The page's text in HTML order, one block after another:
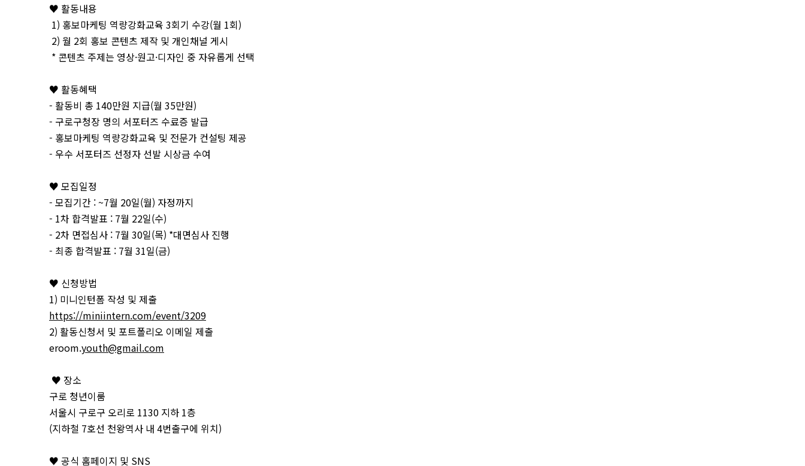
♥ 활동내용
1) 홍보마케팅 역량강화교육 3회기 수강(월 1회)
2) 월 2회 홍보 콘텐츠 제작 및 개인채널 게시
* 콘텐츠 주제는 영상·원고·디자인 중 자유롭게 선택
♥ 활동혜택
- 활동비 총 140만원 지급(월 35만원)
- 구로구청장 명의 서포터즈 수료증 발급
- 홍보마케팅 역량강화교육 및 전문가 컨설팅 제공
- 우수 서포터즈 선정자 선발 시상금 수여
♥ 모집일정
- 모집기간 : ~7월 20일(월) 자정까지
- 1차 합격발표 : 7월 22일(수)
- 2차 면접심사 : 7월 30일(목) *대면심사 진행
- 최종 합격발표 : 7월 31일(금)
♥ 신청방법
1) 미니인턴폼 작성 및 제출
https://miniintern.com/event/3209
2) 활동신청서 및 포트폴리오 이메일 제출
eroom.youth@gmail.com
♥ 장소
구로 청년이룸
서울시 구로구 오리로 1130 지하 1층
(지하철 7호선 천왕역사 내 4번출구에 위치)
♥ 공식 홈페이지 및 SNS